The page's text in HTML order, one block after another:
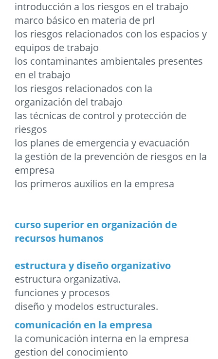
introducción a los riesgos en el trabajo
marco básico en materia de prl
los riesgos relacionados con los espacios y
equipos de trabajo
los contaminantes ambientales presentes
en el trabajo
los riesgos relacionados con la
organización del trabajo
las técnicas de control y protección de
riesgos
los planes de emergencia y evacuación
la gestión de la prevención de riesgos en la
empresa
los primeros auxilios en la empresa
curso superior en organización de
recursos humanos
estructura y diseño organizativo
estructura organizativa.
funciones y procesos
diseño y modelos estructurales.
comunicación en la empresa
la comunicación interna en la empresa
gestion del conocimiento